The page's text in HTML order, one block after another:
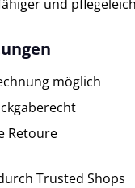
und
möglich
Retoure
Trusted Shops